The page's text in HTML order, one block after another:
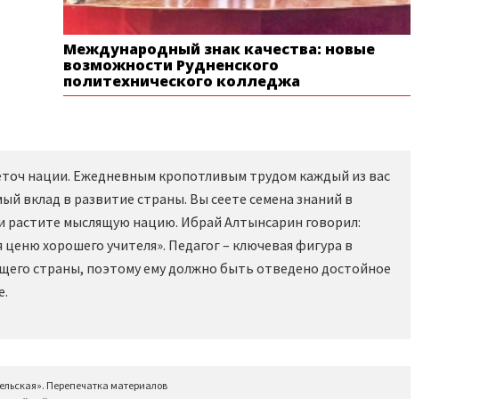
Международный знак качества: новые
возможности Рудненского
политехнического колледжа
нации. Ежедневным кропотливым трудом каждый из вас
вклад в развитие страны. Вы сеете семена знаний в
растите мыслящую нацию. Ибрай Алтынсарин говорил:
хорошего учителя». Педагог – ключевая фигура в
страны, поэтому ему должно быть отведено достойное
Перепечатка материалов